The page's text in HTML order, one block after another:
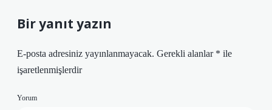
Bir yanıt yazın
E-posta adresiniz yayınlanmayacak. Gerekli alanlar * ile
işaretlenmişlerdir
Yorum